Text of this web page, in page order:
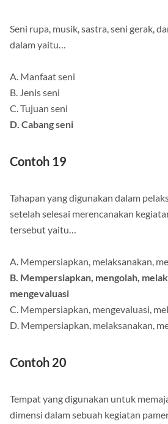
Seni rupa, musik, sastra, seni gerak,
dalam yaitu…
A. Manfaat seni
B. Jenis seni
C. Tujuan seni
D. Cabang seni
Contoh 19
Tahapan yang digunakan dalam
setelah selesai merencanakan
tersebut yaitu…
A. Mempersiapkan, melaksanakan,
B. Mempersiapkan, mengolah,
mengevaluasi
C. Mempersiapkan, mengevaluasi,
D. Mempersiapkan, melaksanakan,
Contoh 20
Tempat yang digunakan untuk
dimensi dalam sebuah kegiatan